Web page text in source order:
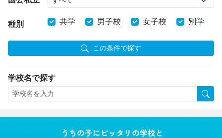
種別 共学 男子校 女子校 別学
この条件で探す
学校名で探す